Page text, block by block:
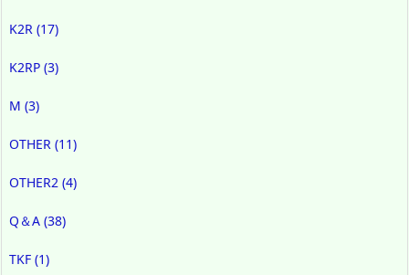
K2R (17)
K2RP (3)
M (3)
OTHER (11)
OTHER2 (4)
Q＆A (38)
TKF (1)